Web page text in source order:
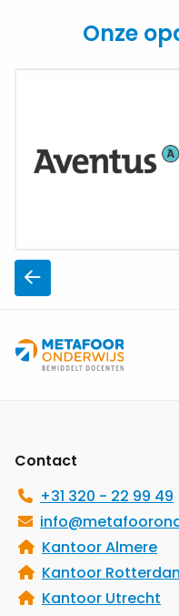
Onze
Contact
+31 320 - 22 99 49
Kantoor Almere
Kantoor
Kantoor Utrecht